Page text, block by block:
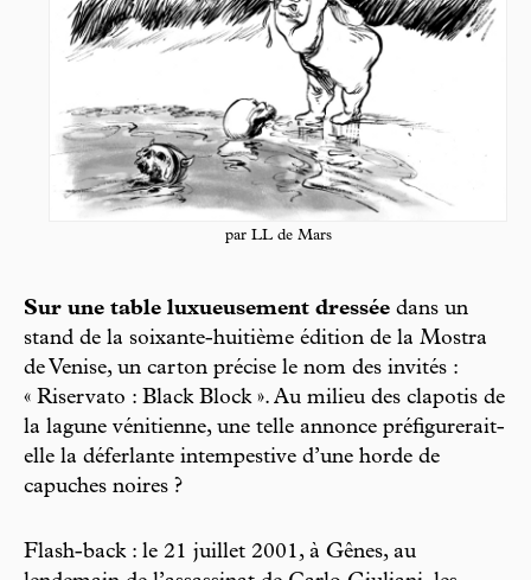
par LL de Mars
Sur une table luxueusement dressée dans un
stand de la soixante-huitième édition de la Mostra
de Venise, un carton précise le nom des invités :
« Riservato : Black Block ». Au milieu des clapotis de
la lagune vénitienne, une telle annonce préfigurerait-
elle la déferlante intempestive d’une horde de
capuches noires ?
Flash-back : le 21 juillet 2001, à Gênes, au